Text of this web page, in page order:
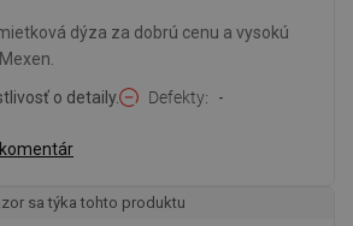
dýza za dobrú cenu a vysokú
o detaily. Defekty -
sa týka tohto produktu